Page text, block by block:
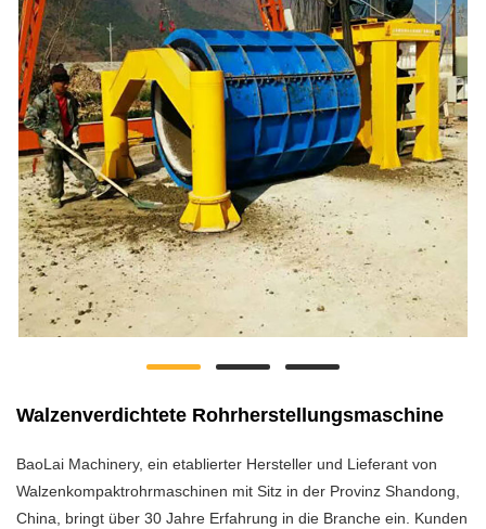
Walzenverdichtete Rohrherstellungsmaschine
BaoLai Machinery, ein etablierter Hersteller und Lieferant von
Walzenkompaktrohrmaschinen mit Sitz in der Provinz Shandong,
China, bringt über 30 Jahre Erfahrung in die Branche ein. Kunden